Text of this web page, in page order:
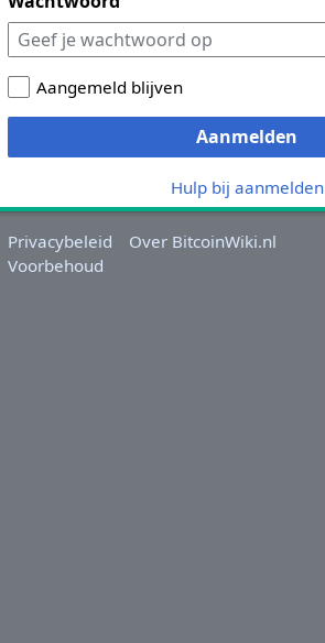
Aangemeld blijven
Aanmelden
Hulp bij aanmelden
Privacybeleid
Over BitcoinWiki.nl
Voorbehoud